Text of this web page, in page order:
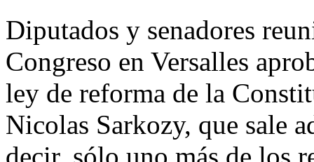
Diputados y senadores
Congreso en Versalles
ley de reforma de la
Nicolas Sarkozy, que sale